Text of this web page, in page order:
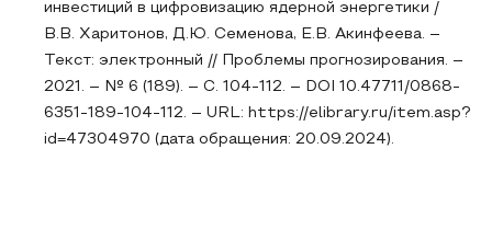
инвестиций в цифровизацию ядерной энергетики /
В.В. Харитонов, Д.Ю. Семенова, Е.В. Акинфеева. –
Текст: электронный // Проблемы прогнозирования. –
2021. – № 6 (189). – С. 104-112. – DOI 10.47711/0868-
6351-189-104-112. – URL: https://elibrary.ru/item.asp?
id=47304970 (дата обращения: 20.09.2024).